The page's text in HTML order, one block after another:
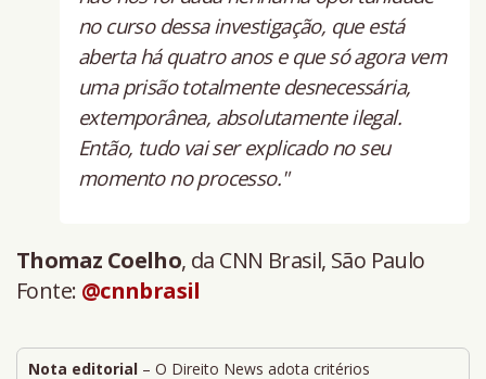
no curso dessa investigação, que está
aberta há quatro anos e que só agora vem
uma prisão totalmente desnecessária,
extemporânea, absolutamente ilegal.
Então, tudo vai ser explicado no seu
momento no processo."
Thomaz Coelho, da CNN Brasil, São Paulo
Fonte: @cnnbrasil
Nota editorial – O Direito News adota critérios